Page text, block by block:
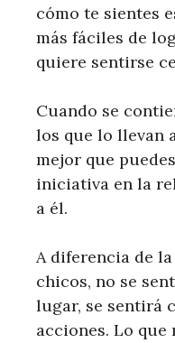
cómo te sientes
más fáciles de
quiere sentirse
Cuando se
los que lo llevan
mejor que
iniciativa en la
a él.
A diferencia de
chicos, no se
lugar, se sentirá
acciones. Lo que